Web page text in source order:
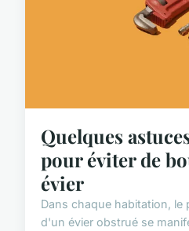
Quelques
pour éviter de
évier
Dans chaque habitation, le
d'un évier obstrué se